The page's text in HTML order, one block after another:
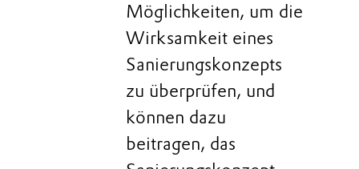
Möglichkeiten, um die
Wirksamkeit eines
Sanierungskonzepts
zu überprüfen, und
können dazu
beitragen, das